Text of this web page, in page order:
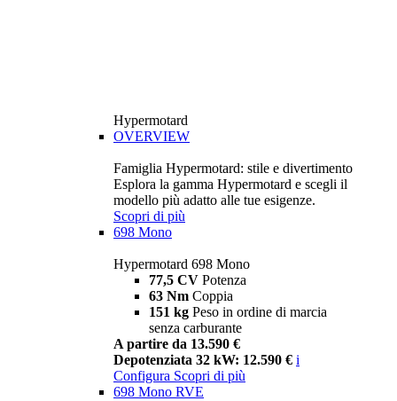
Hypermotard
OVERVIEW
Famiglia Hypermotard: stile e divertimento
Esplora la gamma Hypermotard e scegli il
modello più adatto alle tue esigenze.
Scopri di più
698 Mono
Hypermotard 698 Mono
77,5 CV Potenza
63 Nm Coppia
151 kg Peso in ordine di marcia
senza carburante
A partire da 13.590 €
Depotenziata 32 kW: 12.590 € i
Configura Scopri di più
698 Mono RVE